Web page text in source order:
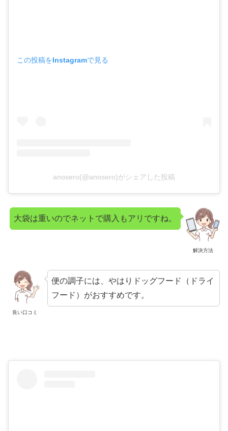
この投稿をInstagramで見る
anosero(@anosero)がシェアした投稿
解決方法
大袋は重いのでネットで購入もアリですね。
良い口コミ
便の調子には、やはりドッグフード（ドライ
フード）がおすすめです。